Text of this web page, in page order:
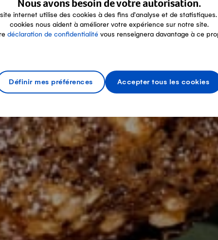
Nous avons besoin de votre autorisation.
internet utilise des cookies à des fins d'analyse et de statistiques.
cookies nous aident à améliorer votre expérience sur notre site.
déclaration de confidentialité vous renseignera davantage à ce
Définir mes préférences Accepter tous les cookies